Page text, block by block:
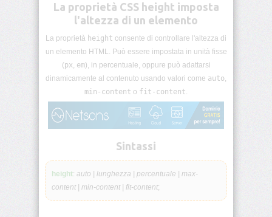
Pseudo-
Pseudo-
elementi
CSS
lunghezza
CSS
La proprietà CSS height imposta
l'altezza di un elemento
La proprietà height consente di controllare l'altezza di
un elemento HTML. Può essere impostata in unità fisse
(px, em), in percentuale, oppure può adattarsi
dinamicamente al contenuto usando valori come auto,
min-content o fit-content.
Sintassi
height: auto | lunghezza | percentuale | max-
content | min-content | fit-content;